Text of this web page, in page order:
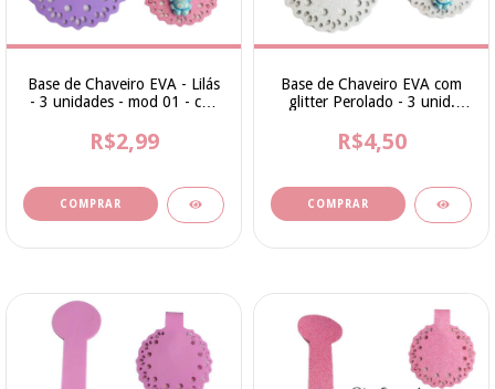
Base de Chaveiro EVA - Lilás
- 3 unidades - mod 01 - cod
R$2,99
Base de Chaveiro EVA com
glitter Perolado - 3 unid.
R$4,50